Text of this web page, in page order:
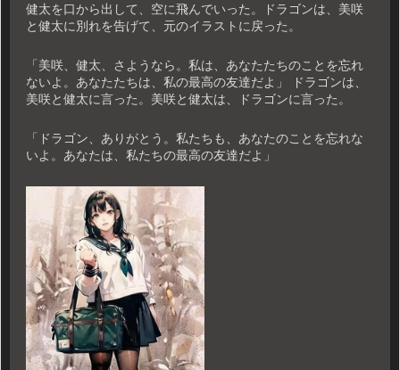
健太を口から出して、空に飛んでいった。ドラゴンは、美咲
と健太に別れを告げて、元のイラストに戻った。
「美咲、健太、さようなら。私は、あなたたちのことを忘れ
ないよ。あなたたちは、私の最高の友達だよ」 ドラゴンは、
美咲と健太に言った。美咲と健太は、ドラゴンに言った。
「ドラゴン、ありがとう。私たちも、あなたのことを忘れな
いよ。あなたは、私たちの最高の友達だよ」